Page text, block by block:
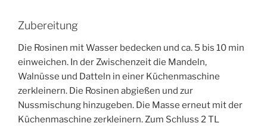
Zubereitung
Die Rosinen mit Wasser bedecken und ca. 5 bis 10 min
einweichen. In der Zwischenzeit die Mandeln,
Walnüsse und Datteln in einer Küchenmaschine
zerkleinern. Die Rosinen abgießen und zur
Nussmischung hinzugeben. Die Masse erneut mit der
Küchenmaschine zerkleinern. Zum Schluss 2 TL